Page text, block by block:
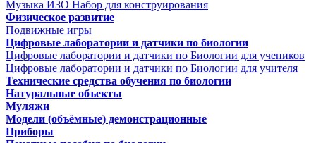
Музыка ИЗО Набор для конструирования
Физическое развитие
Подвижные игры
Цифровые лаборатории и датчики по биологии
Цифровые лаборатории и датчики по Биологии для учеников
Цифровые лаборатории и датчики по Биологии для учителя
Технические средства обучения по биологии
Натуральные объекты
Муляжи
Модели (объёмные) демонстрационные
Приборы